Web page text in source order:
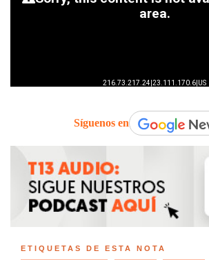
Síguenos en
ETIQUETAS DE ESTA NOTA